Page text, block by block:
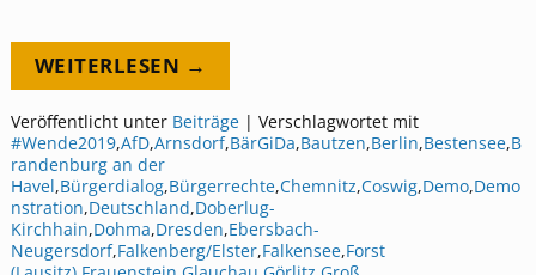
WEITERLESEN →
Veröffentlicht unter Beiträge| Verschlagwortet mit
#Wende2019,AfD,Arnsdorf,BärGiDa,Bautzen,Berlin,Bestensee,B
randenburg an der
Havel,Bürgerdialog,Bürgerrechte,Chemnitz,Coswig,Demo,Demo
nstration,Deutschland,Doberlug-
Kirchhain,Dohma,Dresden,Ebersbach-
Neugersdorf,Falkenberg/Elster,Falkensee,Forst